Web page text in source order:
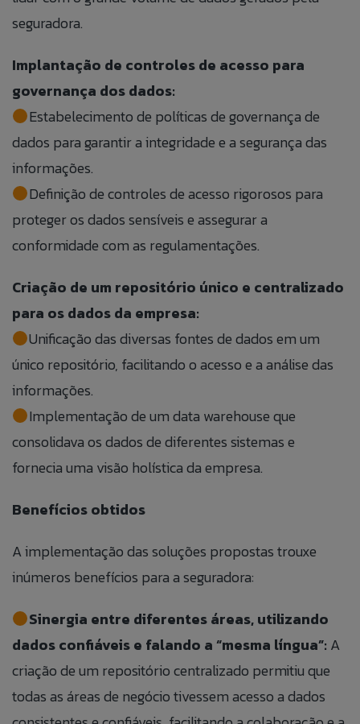
seguradora.
Implantação de controles de acesso para
governança dos dados:
Estabelecimento de políticas de governança de
dados para garantir a integridade e a segurança das
informações.
Definição de controles de acesso rigorosos para
proteger os dados sensíveis e assegurar a
conformidade com as regulamentações.
Criação de um repositório único e centralizado
para os dados da empresa:
Unificação das diversas fontes de dados em um
único repositório, facilitando o acesso e a análise das
informações.
Implementação de um data warehouse que
consolidava os dados de diferentes sistemas e
fornecia uma visão holística da empresa.
Benefícios obtidos
A implementação das soluções propostas trouxe
inúmeros benefícios para a seguradora:
Sinergia entre diferentes áreas, utilizando
dados confiáveis e falando a “mesma língua”: A
criação de um repositório centralizado permitiu que
todas as áreas de negócio tivessem acesso a dados